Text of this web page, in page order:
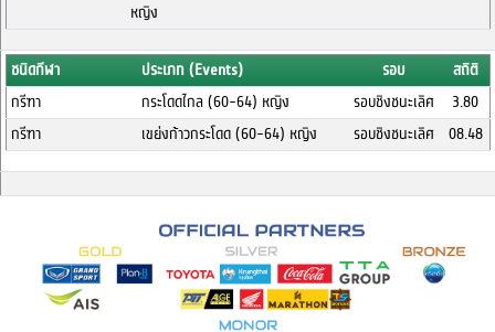
หญิง
ชนิดกีฬา ประเภท (Events) รอบ
สถิติ
กรีฑา
กระโดดไกล (60-64) หญิง รอบชิงชนะเลิศ
3.80
กรีฑา
เขย่งก้าวกระโดด (60-64) หญิง รอบชิงชนะเลิศ 08.48